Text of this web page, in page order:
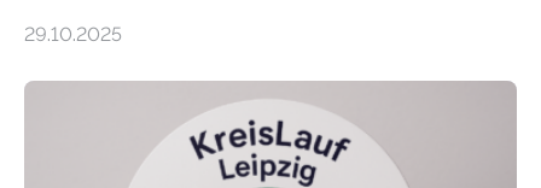
Beobachtungen im Wattenmeer ist nun eine große
Oldenburg befassen sich insbesondere damit, wie ein
Ökosystem gedeiht – und wie sich dieser Prozess
verlässlich prognostizieren lässt. Grünes Licht für
29.10.2025